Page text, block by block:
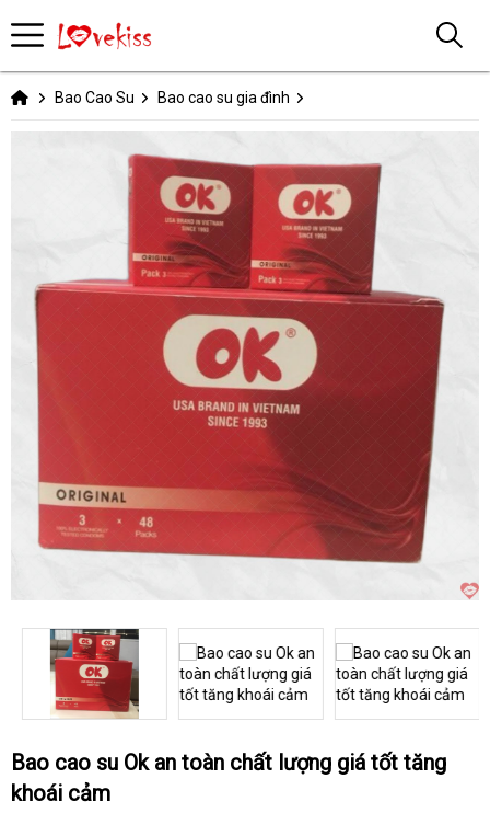
Bao Cao Su Bao cao su gia đình
Bao cao su Ok an toàn chất lượng giá tốt tăng
khoái cảm